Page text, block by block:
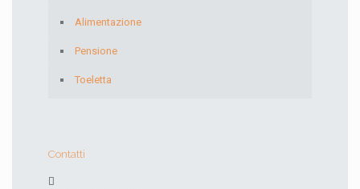
Alimentazione
Pensione
Toeletta
Contatti